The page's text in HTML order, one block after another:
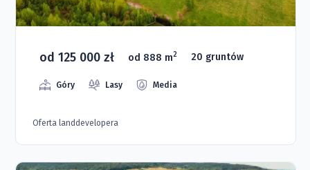
od 125 000 zł od 888 m2 20 gruntów
Góry Lasy Media
Oferta landdevelopera